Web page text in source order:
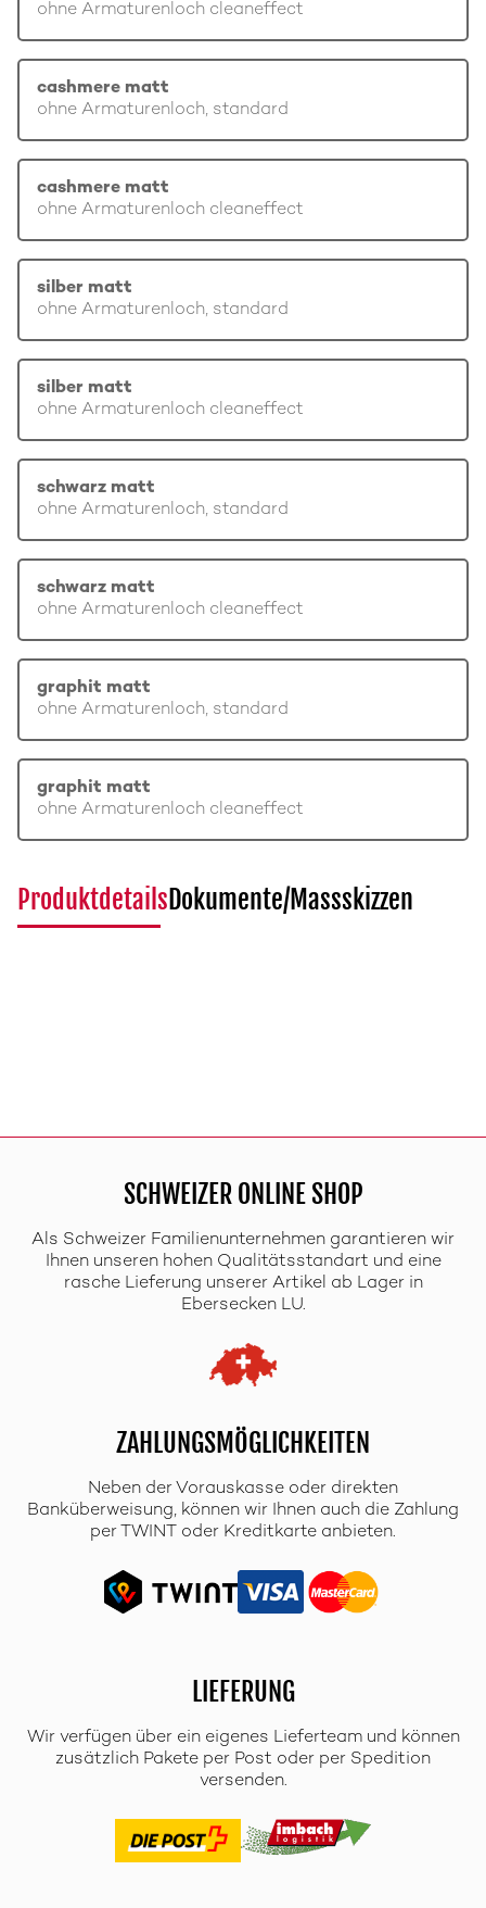
ohne Armaturenloch cleaneffect
cashmere matt
ohne Armaturenloch, standard
cashmere matt
ohne Armaturenloch cleaneffect
silber matt
ohne Armaturenloch, standard
silber matt
ohne Armaturenloch cleaneffect
schwarz matt
ohne Armaturenloch, standard
schwarz matt
ohne Armaturenloch cleaneffect
graphit matt
ohne Armaturenloch, standard
graphit matt
ohne Armaturenloch cleaneffect
ProduktdetailsDokumente/Massskizzen
SCHWEIZER ONLINE SHOP
Als Schweizer Familienunternehmen garantieren wir
Ihnen unseren hohen Qualitätsstandart und eine
rasche Lieferung unserer Artikel ab Lager in
Ebersecken LU.
ZAHLUNGSMÖGLICHKEITEN
Neben der Vorauskasse oder direkten
Banküberweisung, können wir Ihnen auch die Zahlung
per TWINT oder Kreditkarte anbieten.
LIEFERUNG
Wir verfügen über ein eigenes Lieferteam und können
zusätzlich Pakete per Post oder per Spedition
versenden.